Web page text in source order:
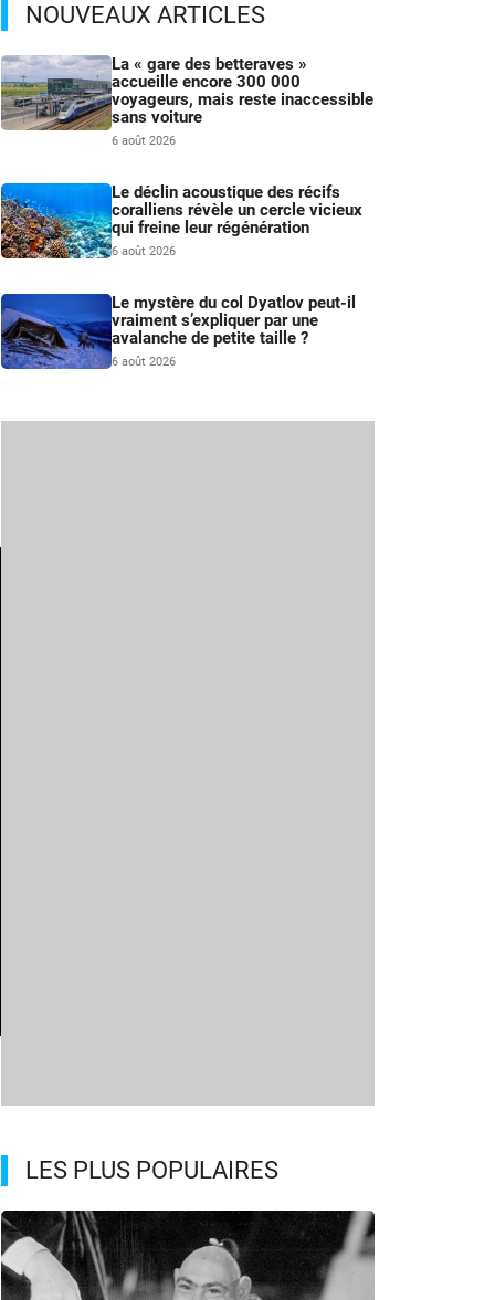
NOUVEAUX ARTICLES
La « gare des betteraves »
accueille encore 300 000
voyageurs, mais reste inaccessible
sans voiture
6 août 2026
Le déclin acoustique des récifs
coralliens révèle un cercle vicieux
qui freine leur régénération
6 août 2026
Le mystère du col Dyatlov peut-il
vraiment s’expliquer par une
avalanche de petite taille ?
6 août 2026
LES PLUS POPULAIRES